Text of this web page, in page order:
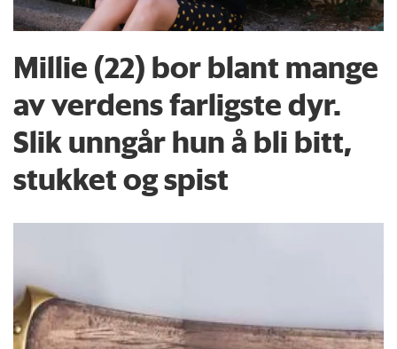
Millie (22) bor blant mange
av verdens farligste dyr.
Slik unngår hun å bli bitt,
stukket og spist